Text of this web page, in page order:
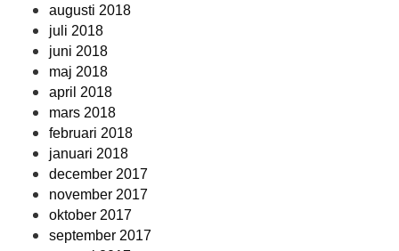
augusti 2018
juli 2018
juni 2018
maj 2018
april 2018
mars 2018
februari 2018
januari 2018
december 2017
november 2017
oktober 2017
september 2017